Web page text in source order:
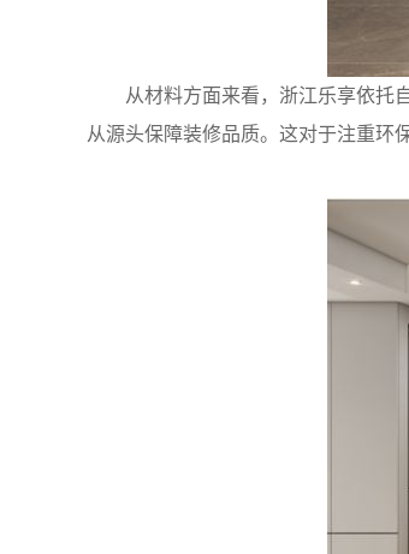
从材料方面来看，浙江乐享依托
从源头保障装修品质。这对于注重环